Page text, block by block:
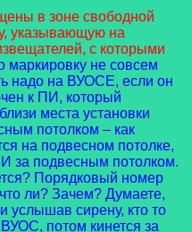
в зоне свободной
указывающую на
с которыми
маркировку не совсем
надо на ВУОСЕ, если он
к ПИ, который
места установки
потолком – как
на подвесном потолке,
за подвесным потолком.
Порядковый номер
ли? Зачем? Думаете,
услышав сирену, кто то
потом кинется за